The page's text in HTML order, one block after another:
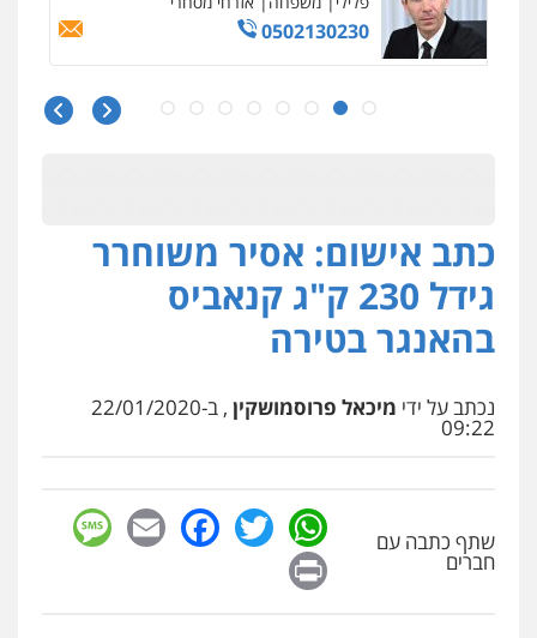
עו"ד אליה חן ברק
ומעצרים אסירים נוער
0525914163
גיל דביר – משרד עורכי דין
פלילי פשיעה כלכלית
0506217771
0506217994
משרד עורכי דין פארס פלאח
כתב אישום: אסיר משוחרר
גידל 230 ק"ג קנאביס
בהאנגר בטירה
נכתב על ידי מיכאל פרוסמושקין , ב-22/01/2020
09:22
שתף כתבה עם
חברים
WhatsApp
Twitter
Facebook
Email